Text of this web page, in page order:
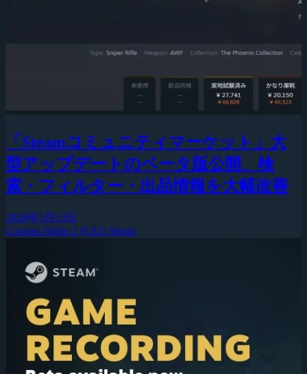
「Steamコミュニティマーケット」大
型アップデートのベータ版公開、検
索・フィルター・出品情報を大幅改善
2026年5月13日
Counter-Strike 2 (CS2) Steam